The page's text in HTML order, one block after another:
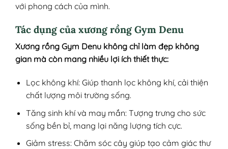
với phong cách của mình.
Tác dụng của xương rồng Gym Denu
Xương rồng Gym Denu không chỉ làm đẹp không
gian mà còn mang nhiều lợi ích thiết thực:
Lọc không khí: Giúp thanh lọc không khí, cải thiện
chất lượng môi trường sống.
Tăng sinh khí và may mắn: Tượng trưng cho sức
sống bền bỉ, mang lại năng lượng tích cực.
Giảm stress: Chăm sóc cây giúp tạo cảm giác thư